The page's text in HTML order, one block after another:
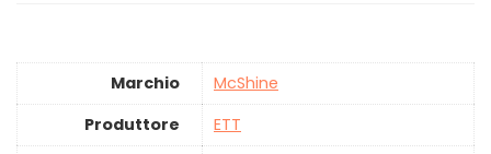
Marchio
‎McShine
Produttore
‎ETT